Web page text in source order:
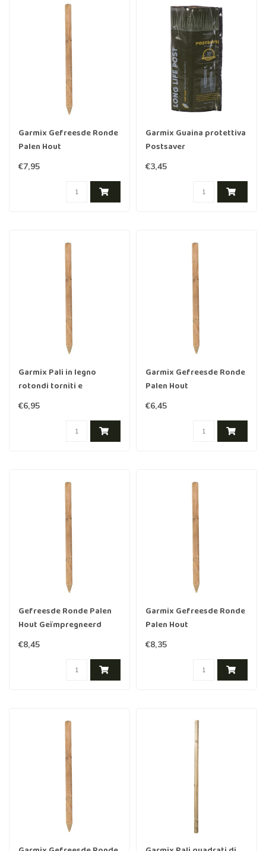
Garmix Gefreesde Ronde
Palen Hout
Geïmpregneerd 150cm
8cm
€7,95
Garmix Guaina protettiva
Postsaver
€3,45
Garmix Pali in legno
rotondi torniti e
impregnati – marrone 160
cm 7 cm
€6,95
Garmix Gefreesde Ronde
Palen Hout
Geïmpregneerd 120cm
8cm
€6,45
Gefreesde Ronde Palen
Hout Geïmpregneerd
160cm 8cm
€8,45
Garmix Gefreesde Ronde
Palen Hout
Geïmpregneerd 250cm
6cm
€8,35